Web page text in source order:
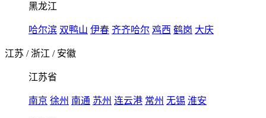
黑龙江
哈尔滨 双鸭山 伊春 齐齐哈尔 鸡西 鹤岗 大庆
江苏 / 浙江 / 安徽
江苏省
南京 徐州 南通 苏州 连云港 常州 无锡 淮安